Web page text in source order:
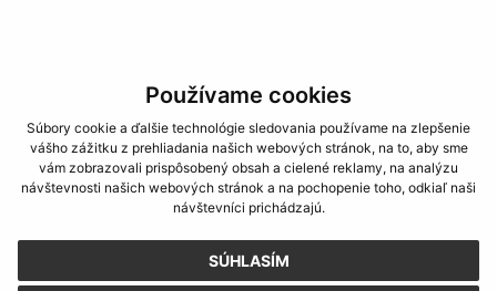
Používame cookies
Súbory cookie a ďalšie technológie sledovania používame na zlepšenie
vášho zážitku z prehliadania našich webových stránok, na to, aby sme
vám zobrazovali prispôsobený obsah a cielené reklamy, na analýzu
návštevnosti našich webových stránok a na pochopenie toho, odkiaľ naši
návštevníci prichádzajú.
SÚHLASÍM